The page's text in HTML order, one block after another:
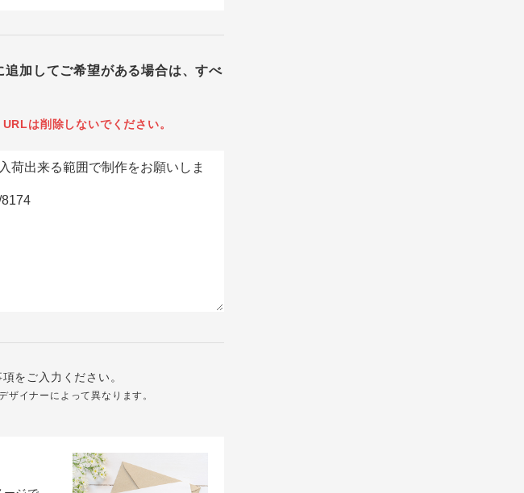
加してご希望がある場合は、すべ
は削除しないでください。
をご入力ください。
イナーによって異なります。